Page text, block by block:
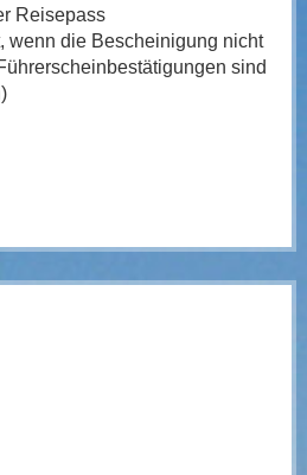
Reisepass
wenn die Bescheinigung nicht
sind